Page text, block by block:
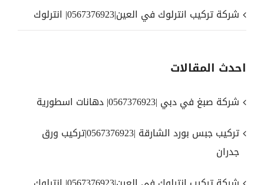
شركة تركيب انترلوك في العين|0567376923| انترلوك
احدث المقالات
شركة صبغ في دبي |0567376923| دهانات اسطورية
تركيب جبس بورد الشارقة |0567376923|تركيب ورق
جدران